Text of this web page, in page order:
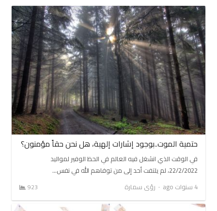
حتمية الموت..بوجود إشارات إلهية، هل نحن حقاً مؤمنون؟
في الوقت الذي انشغل فيه العالم في الحظ الوفير لمواليد
22/2/2022، لم يلتفت أحد إلى من توفاهم الله في نفس…
4 سنوات ago
Author
رؤى سمارة 923